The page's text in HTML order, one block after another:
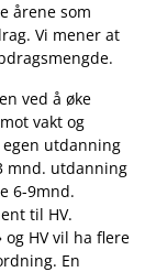
årene som
Vi mener at
ved å øke
vakt og
utdanning
mnd. utdanning
6-9mnd.
til HV.
HV vil ha flere
En